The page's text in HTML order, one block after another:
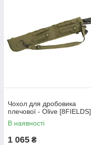
Чохол для дробовика
плечової - Olive [8FIELDS]
В наявності
1 065 ₴